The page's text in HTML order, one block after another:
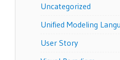
Uncategorized
Unified Modeling
User Story